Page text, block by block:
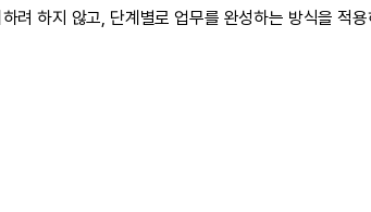
려 하지 않고, 단계별로 업무를 완성하는 방식을 적